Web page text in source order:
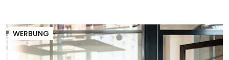
WERBUNG